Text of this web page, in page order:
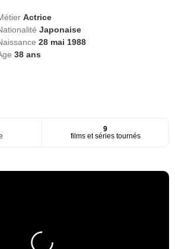
Actrice
Japonaise
28 mai 1988
38 ans
9
films et séries tournés